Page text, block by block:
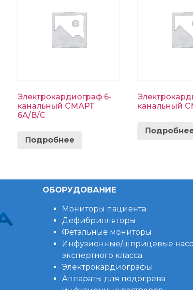
Электрокардиограф 6-
канальный СМАРТ
6A/B/C
Подробнее
канальный
ОБОРУДОВАНИЕ
Мониторы пациента
Дефибрилляторы
Фетальные мониторы
Инфузионные/шприцевые
экспертного класса
Электрокардиографы
Аппараты для подогрева